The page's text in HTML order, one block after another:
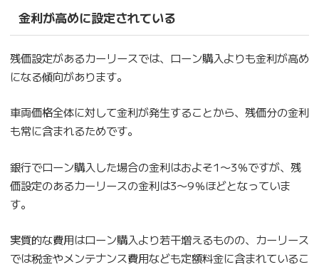
金利が高めに設定されている
残価設定があるカーリースでは、ローン購入よりも金利が高め
になる傾向があります。
車両価格全体に対して金利が発生することから、残価分の金利
も常に含まれるためです。
銀行でローン購入した場合の金利はおよそ1〜3％ですが、残
価設定のあるカーリースの金利は3〜9％ほどとなっていま
す。
実質的な費用はローン購入より若干増えるものの、カーリース
では税金やメンテナンス費用なども定額料金に含まれているこ